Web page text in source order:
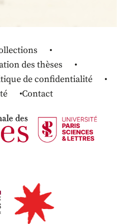
des thèses
de confidentialité
Contact